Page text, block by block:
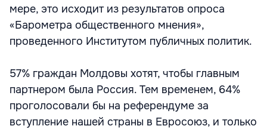
мере, это исходит из результатов опроса
«Барометра общественного мнения»,
проведенного Институтом публичных политик.
57% граждан Молдовы хотят, чтобы главным
партнером была Россия. Тем временем, 64%
проголосовали бы на референдуме за
вступление нашей страны в Евросоюз, и только